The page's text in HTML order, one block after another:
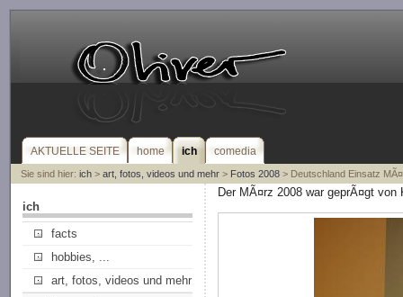
AKTUELLE SEITE home ich comedia
Sie sind hier: ich> art, fotos, videos und mehr> Fotos 2008> Deutschland Einsatz
ich
facts
hobbies, ...
art, fotos, videos und mehr
Der MÃ¤rz 2008 war geprÃ¤gt